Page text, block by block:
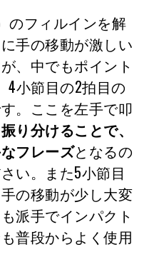
のフィルインを解
手の移動が激しい
、中でもポイント
4小節目の2拍目の
。ここを左手で叩
り分けることで、
フレーズとなるの
い。また5小節目
の移動が少し大変
派手でインパクト
普段からよく使用